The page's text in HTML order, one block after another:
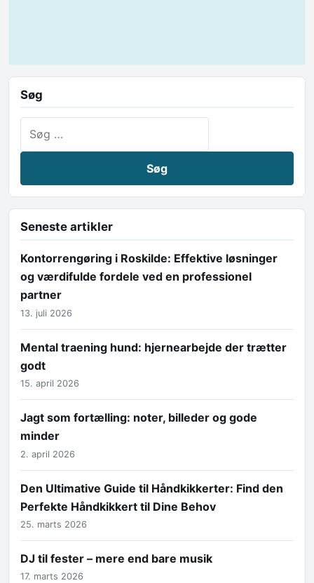
Søg
Seneste artikler
Kontorrengøring i Roskilde: Effektive løsninger
og værdifulde fordele ved en professionel
partner
13. juli 2026
Mental traening hund: hjernearbejde der trætter
godt
15. april 2026
Jagt som fortælling: noter, billeder og gode
minder
2. april 2026
Den Ultimative Guide til Håndkikkerter: Find den
Perfekte Håndkikkert til Dine Behov
25. marts 2026
DJ til fester – mere end bare musik
17. marts 2026